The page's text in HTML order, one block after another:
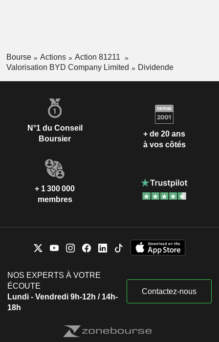
Bourse Actions
Action 81211
Valorisation BYD Company Limited
Dividende
N°1 du Conseil
Boursier
+ de 20 ans
à vos côtés
+ 1 300 000
membres
NOS EXPERTS À VOTRE
ÉCOUTE
Lundi - Vendredi 9h-12h / 14h-
18h
Contactez-nous